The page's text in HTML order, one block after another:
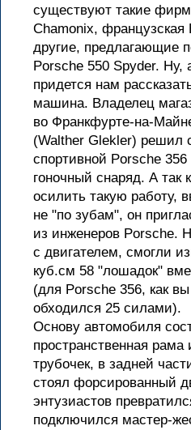
существуют такие
Chamonix, французская
другие, предлагающие
Porsche 550 Spyder. Ну,
придется нам
машина. Владелец
во Франкфурте-на-
(Walther Glekler) решил
спортивной Porsche
гоночный снаряд. А так
осилить такую работу,
не "по зубам", он
из инженеров Porsche.
с двигателем, смогли
куб.см 58 "лошадок"
(для Porsche 356, как
обходился 25 силами).
Основу автомобиля
пространственная
трубочек, в задней
стоял форсированный
энтузиастов
подключился мастер-